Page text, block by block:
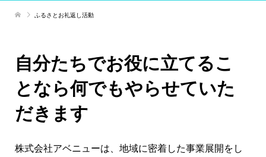
ふるさとお礼返し活動
自分たちでお役に立てるこ
となら何でもやらせていた
だきます
株式会社アベニューは、地域に密着した事業展開をし